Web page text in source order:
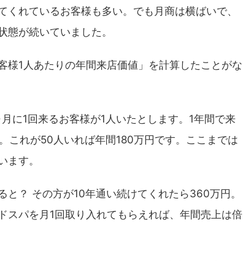
れているお客様も多い。でも月商は横ばいで、
態が続いていました。
様1人あたりの年間来店価値」を計算したことがな
に1回来るお客様が1人いたとします。1年間で来
これが50人いれば年間180万円です。ここまでは
ます。
と？ その方が10年通い続けてくれたら360万円。
スパを月1回取り入れてもらえれば、年間売上は倍